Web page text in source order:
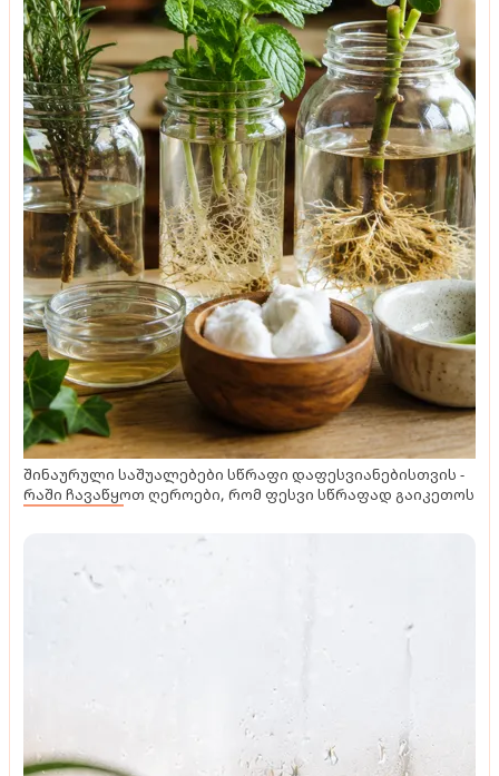
შინაურული საშუალებები სწრაფი დაფესვიანებისთვის -
რაში ჩავაწყოთ ღეროები, რომ ფესვი სწრაფად გაიკეთოს